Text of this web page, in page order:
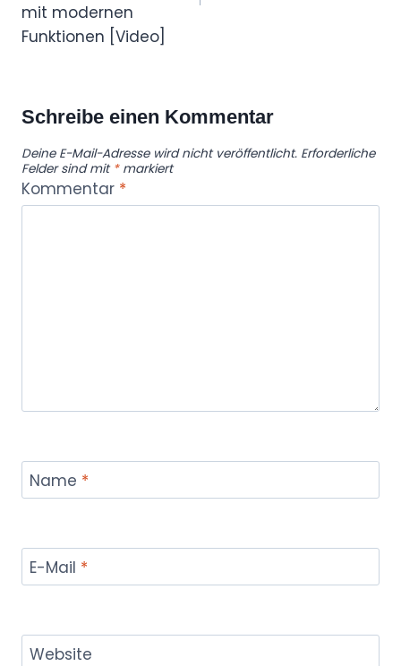
mit modernen
Funktionen [Video]
Schreibe einen Kommentar
Deine E-Mail-Adresse wird nicht veröffentlicht. Erforderliche
Felder sind mit *markiert
Kommentar *
Name *
E-Mail *
Website